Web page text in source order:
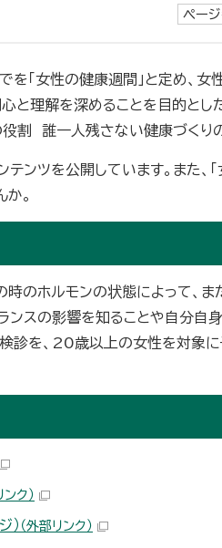
ペー
「女性の健康週間」と定め、
と理解を深めることを目的とし
割 誰一人残さない健康づくりの
テンツを公開しています。また
。
時のホルモンの状態によって、
ンスの影響を知ることや自分自
を、20歳以上の女性を対象
ンク）
） （外部リンク）